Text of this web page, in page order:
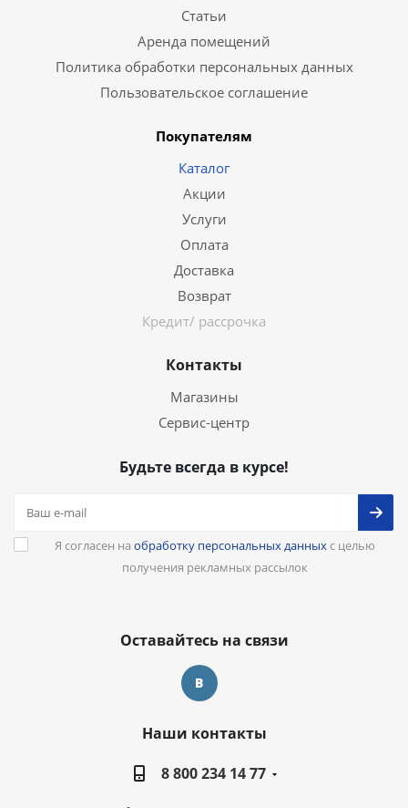
Статьи
Аренда помещений
Политика обработки персональных данных
Пользовательское соглашение
Покупателям
Каталог
Акции
Услуги
Оплата
Доставка
Возврат
Кредит/ рассрочка
Контакты
Магазины
Сервис-центр
Будьте всегда в курсе!
Я согласен на обработку персональных данныхс целью
получения рекламных рассылок
Оставайтесь на связи
Наши контакты
8 800 234 14 77